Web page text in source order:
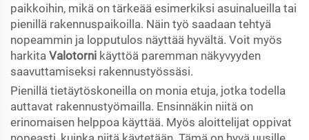
paikkoihin, mikä on tärkeää esimerkiksi asuinalueilla tai
pienillä rakennuspaikoilla. Näin työ saadaan tehtyä
nopeammin ja lopputulos näyttää hyvältä. Voit myös
harkita Valotorni käyttöä paremman näkyvyyden
saavuttamiseksi rakennustyössäsi.
Pienillä tietäytöskoneilla on monia etuja, jotka todella
auttavat rakennustyömailla. Ensinnäkin niitä on
erinomaisen helppoa käyttää. Myös aloittelijat oppivat